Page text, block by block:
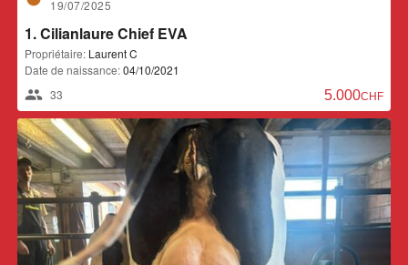
19/07/2025
1. Cilianlaure Chief EVA
Propriétaire: Laurent C
Date de naissance:04/10/2021
33
5.000,00